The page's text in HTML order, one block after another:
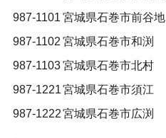
987-1101 宮城県石巻市前谷地
987-1102 宮城県石巻市和渕
987-1103宮城県石巻市北村
987-1221宮城県石巻市須江
987-1222宮城県石巻市広渕